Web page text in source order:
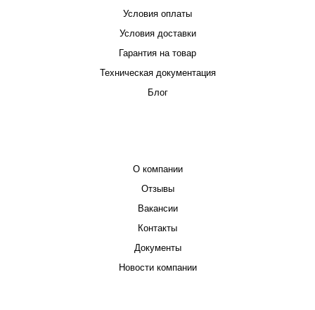
Условия оплаты
Условия доставки
Гарантия на товар
Техническая документация
Блог
О компании
Отзывы
Вакансии
Контакты
Документы
Новости компании